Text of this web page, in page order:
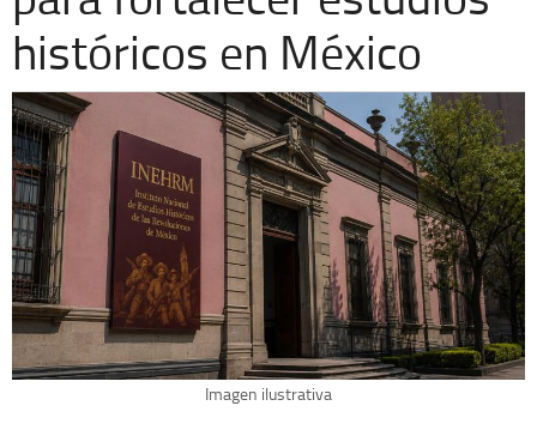
Espectáculos
Extra +
históricos en México
Imagen ilustrativa